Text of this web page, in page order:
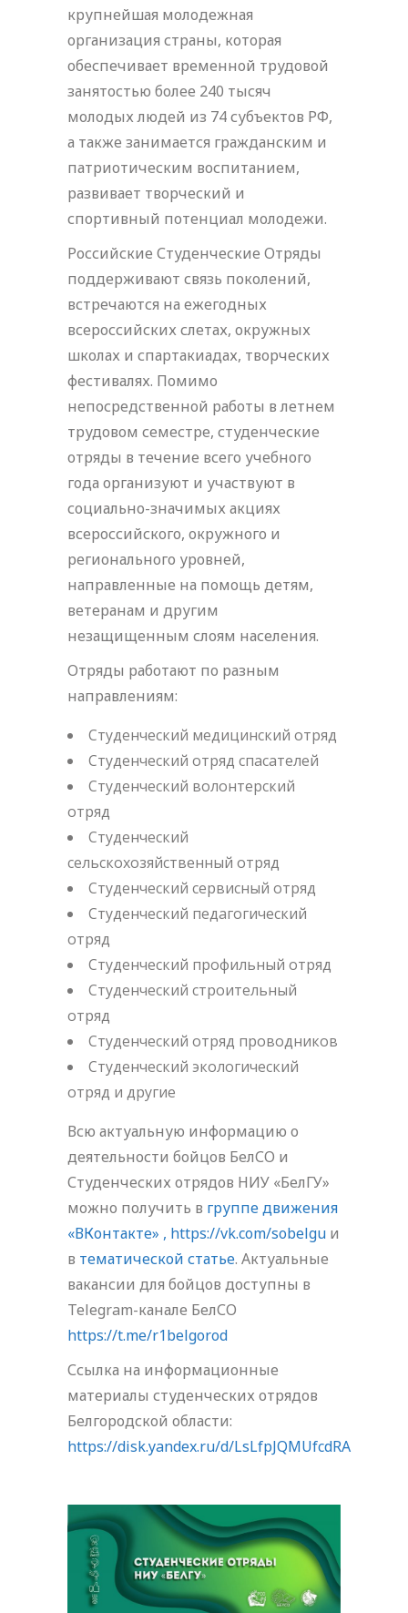
крупнейшая молодежная
организация страны, которая
обеспечивает временной трудовой
занятостью более 240 тысяч
молодых людей из 74 субъектов РФ,
а также занимается гражданским и
патриотическим воспитанием,
развивает творческий и
спортивный потенциал молодежи.
Российские Студенческие Отряды
поддерживают связь поколений,
встречаются на ежегодных
всероссийских слетах, окружных
школах и спартакиадах, творческих
фестивалях. Помимо
непосредственной работы в летнем
трудовом семестре, студенческие
отряды в течение всего учебного
года организуют и участвуют в
социально-значимых акциях
всероссийского, окружного и
регионального уровней,
направленные на помощь детям,
ветеранам и другим
незащищенным слоям населения.
Отряды работают по разным
направлениям:
Студенческий медицинский отряд
Студенческий отряд спасателей
Студенческий волонтерский
отряд
Студенческий
сельскохозяйственный отряд
Студенческий сервисный отряд
Студенческий педагогический
отряд
Студенческий профильный отряд
Студенческий строительный
отряд
Студенческий отряд проводников
Студенческий экологический
отряд и другие
Всю актуальную информацию о
деятельности бойцов БелСО и
Студенческих отрядов НИУ «БелГУ»
можно получить в группе движения
«ВКонтакте» , https://vk.com/sobelgu и
в тематической статье. Актуальные
вакансии для бойцов доступны в
Telegram-канале БелСО
https://t.me/r1belgorod
Ссылка на информационные
материалы студенческих отрядов
Белгородской области:
https://disk.yandex.ru/d/LsLfpJQMUfcdRA